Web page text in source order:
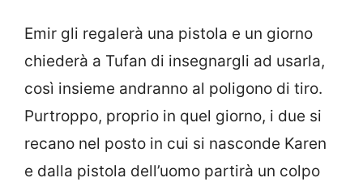
Emir gli regalerà una pistola e un giorno
chiederà a Tufan di insegnargli ad usarla,
così insieme andranno al poligono di tiro.
Purtroppo, proprio in quel giorno, i due si
recano nel posto in cui si nasconde Karen
e dalla pistola dell’uomo partirà un colpo